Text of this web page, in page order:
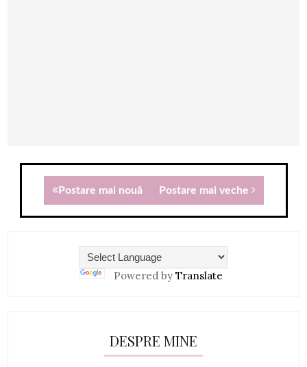
Postare mai nouă Postare mai veche
Powered by Translate
DESPRE MINE